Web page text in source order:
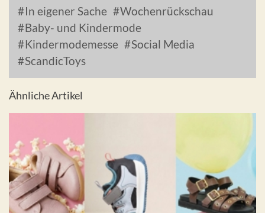
In eigener Sache
Wochenrückschau
Baby- und Kindermode
Kindermodemesse
Social Media
ScandicToys
Ähnliche Artikel